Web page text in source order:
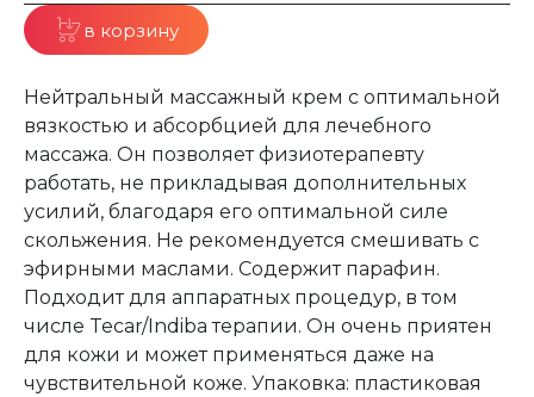
в корзину
Нейтральный массажный крем с оптимальной
вязкостью и абсорбцией для лечебного
массажа. Он позволяет физиотерапевту
работать, не прикладывая дополнительных
усилий, благодаря его оптимальной силе
скольжения. Не рекомендуется смешивать с
эфирными маслами. Содержит парафин.
Подходит для аппаратных процедур, в том
числе Tecar/Indiba терапии. Он очень приятен
для кожи и может применяться даже на
чувствительной коже. Упаковка: пластиковая